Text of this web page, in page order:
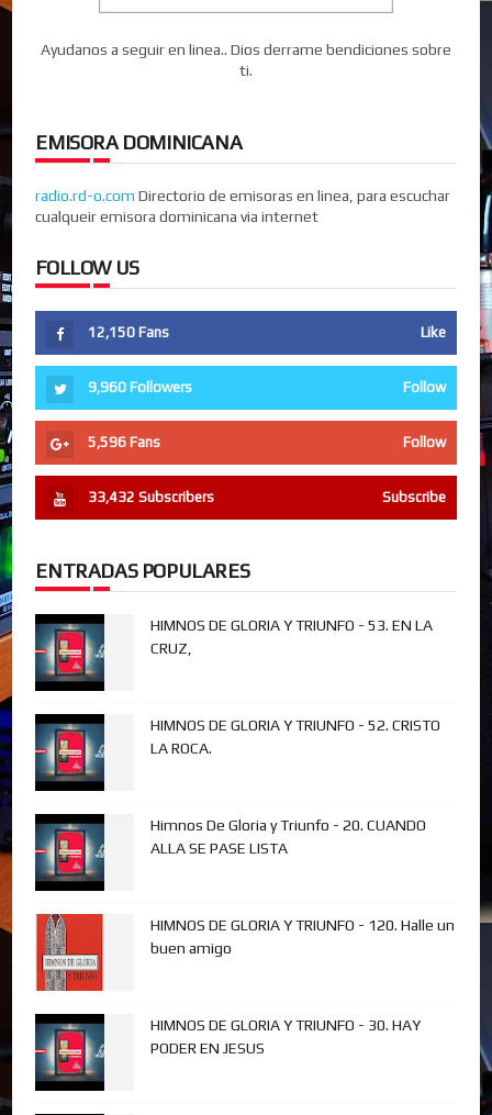
Ayudanos a seguir en linea.. Dios derrame bendiciones sobre
ti.
EMISORA DOMINICANA
radio.rd-o.com Directorio de emisoras en linea, para escuchar
cualqueir emisora dominicana via internet
FOLLOW US
12,150 Fans Like
9,960 Followers Follow
5,596 Fans Follow
33,432 Subscribers Subscribe
ENTRADAS POPULARES
HIMNOS DE GLORIA Y TRIUNFO - 53. EN LA
CRUZ,
HIMNOS DE GLORIA Y TRIUNFO - 52. CRISTO
LA ROCA.
Himnos De Gloria y Triunfo - 20. CUANDO
ALLA SE PASE LISTA
HIMNOS DE GLORIA Y TRIUNFO - 120. Halle un
buen amigo
HIMNOS DE GLORIA Y TRIUNFO - 30. HAY
PODER EN JESUS